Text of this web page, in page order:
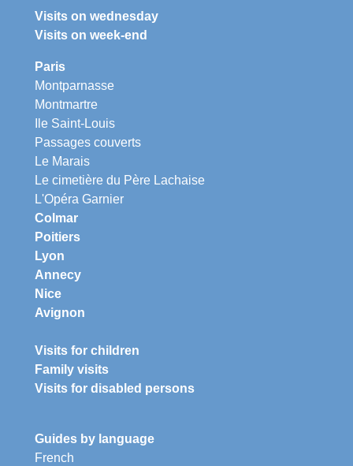
Visits on wednesday
Visits on week-end
Paris
Montparnasse
Montmartre
Ile Saint-Louis
Passages couverts
Le Marais
Le cimetière du Père Lachaise
L'Opéra Garnier
Colmar
Poitiers
Lyon
Annecy
Nice
Avignon
Visits for children
Family visits
Visits for disabled persons
Guides by language
French